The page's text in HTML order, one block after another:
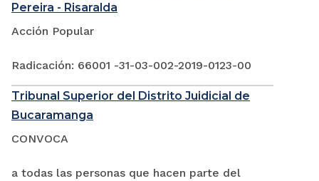
Pereira - Risaralda
Acción Popular
Radicación: 66001 -31-03-002-2019-0123-00
Tribunal Superior del Distrito Juidicial de
Bucaramanga
CONVOCA
a todas las personas que hacen parte del